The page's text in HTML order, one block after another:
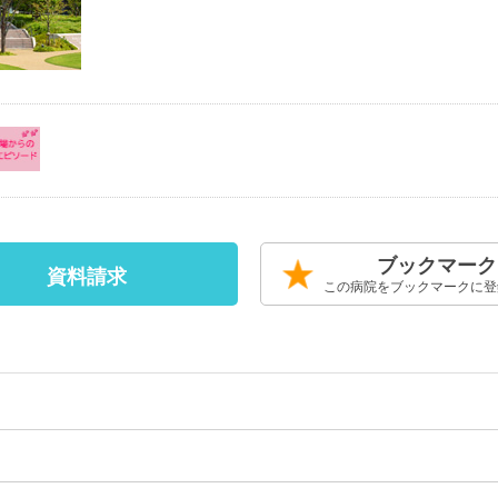
資料請求 ブックマーク
この病院をブックマークに